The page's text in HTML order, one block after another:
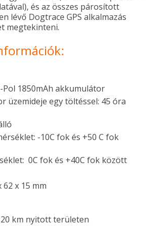
és az összes párosított
lévő Dogtrace GPS alkalmazás
megtekinteni.
1850mAh akkumulátor
üzemideje egy töltéssel: 45 óra
-10C fok és +50 C fok
0C fok és +40C fok között
x 15 mm
km nyitott területen